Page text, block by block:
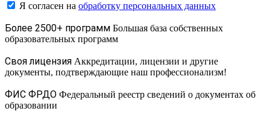
Я согласен на обработку персональных данных
Более 2500+ программ Большая база собственных
образовательных программ
Своя лицензия Аккредитации, лицензии и другие
документы, подтверждающие наш профессионализм!
ФИС ФРДО Федеральный реестр сведений о документах об
образовании